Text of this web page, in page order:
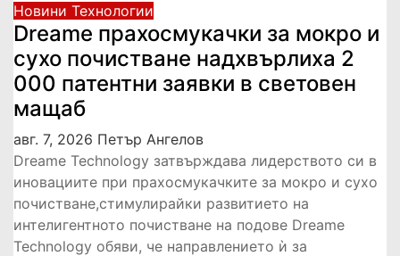
Новини Технологии
Dreame прахосмукачки за мокро и
сухо почистване надхвърлиха 2
000 патентни заявки в световен
мащаб
авг. 7, 2026 Петър Ангелов
Dreame Technology затвърждава лидерството си в
иновациите при прахосмукачките за мокро и сухо
почистване,стимулирайки развитието на
интелигентното почистване на подове Dreame
Technology обяви, че направлението ѝ за